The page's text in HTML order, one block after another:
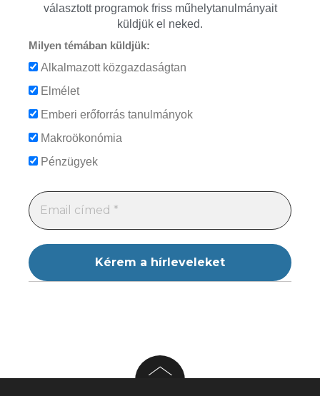
választott programok friss műhelytanulmányait
küldjük el neked.
Milyen témában küldjük:
Alkalmazott közgazdaságtan
Elmélet
Emberi erőforrás tanulmányok
Makroökonómia
Pénzügyek